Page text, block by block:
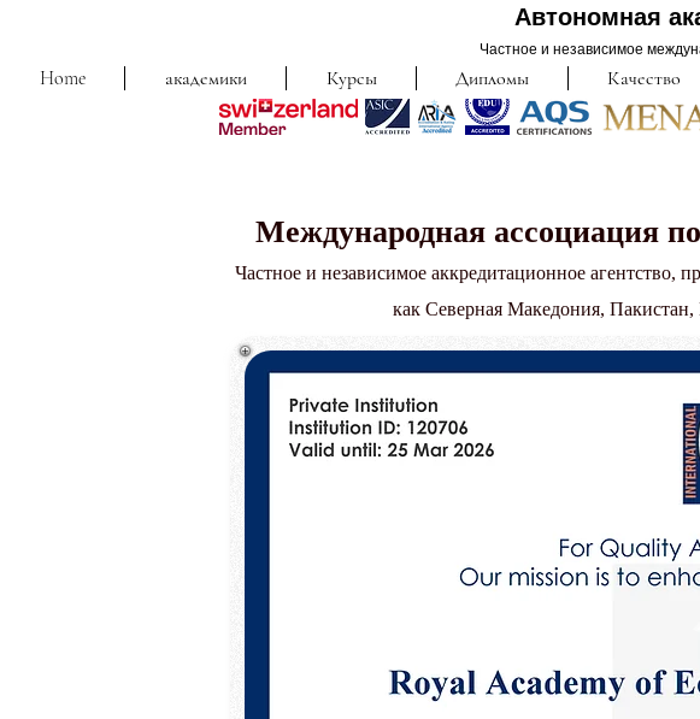
Автономная
Частное и независимое
Home академики Курсы Дипломы Качество
Международная ассоциация
Частное и независимое аккредитационное
как Северная Македония,